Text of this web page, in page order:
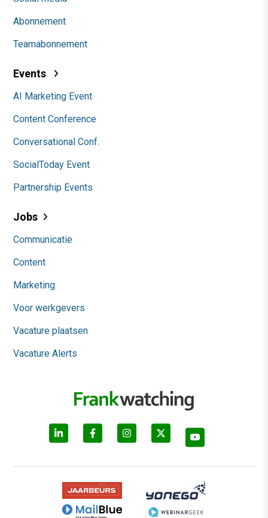
Abonnement
Teamabonnement
Events
AI Marketing Event
Content Conference
Conversational Conf.
SocialToday Event
Partnership Events
Jobs
Communicatie
Content
Marketing
Voor werkgevers
Vacature plaatsen
Vacature Alerts